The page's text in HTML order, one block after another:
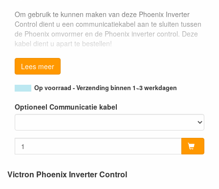
Om gebruik te kunnen maken van deze Phoenix Inverter
Control dient u een communicatiekabel aan te sluiten tussen
de Phoenix omvormer en de Phoenix inverter control. Deze
kabel dient u apart te bestellen!
Lees meer
Op voorraad - Verzending binnen 1~3 werkdagen
Optioneel Communicatie kabel
Victron Phoenix Inverter Control